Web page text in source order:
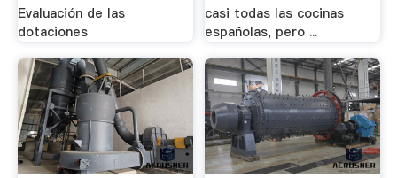
Evaluación de las
dotaciones
casi todas las cocinas
españolas, pero ...